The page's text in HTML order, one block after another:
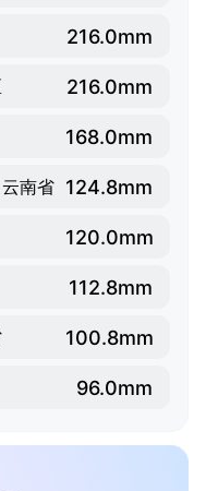
216.0mm
216.0mm
168.0mm
南省 124.8mm
120.0mm
112.8mm
100.8mm
96.0mm